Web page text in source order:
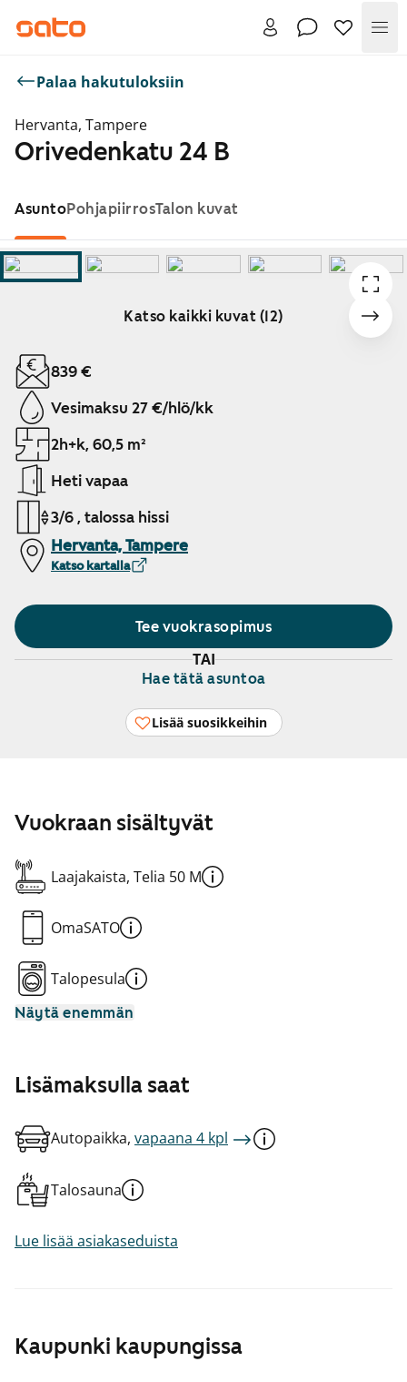
Palaa hakutuloksiin
Hervanta, Tampere
Orivedenkatu 24 B
AsuntoPohjapiirrosTalon kuvat
Katso kaikki kuvat (12)
Näytetään dia 1 / 12
839 €
Vesimaksu 27 €/hlö/kk
2h+k, 60,5 m²
Heti vapaa
3/6 , talossa hissi
Hervanta, Tampere
Katso kartalla
Tee vuokrasopimus
TAI
Hae tätä asuntoa
Lisää suosikkeihin
Kaupunki kaupungissa
Vuokraan sisältyvät
Laajakaista, Telia 50 M
OmaSATO
Talopesula
Näytä enemmän
Lisämaksulla saat
Autopaikka, vapaana 4 kpl
Talosauna
Lue lisää asiakaseduista